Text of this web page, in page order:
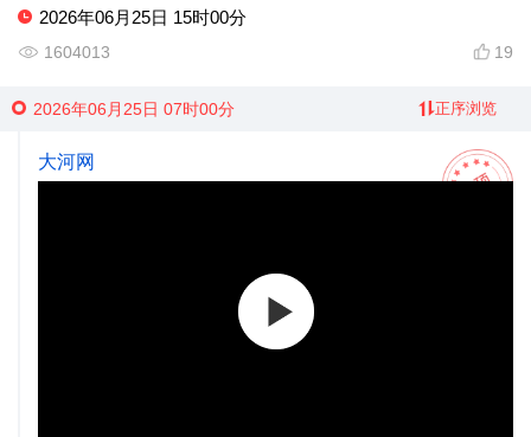
2026年06月25日 15时00分
1604013 19
2026年06月25日 07时00分 正序浏览
大河网